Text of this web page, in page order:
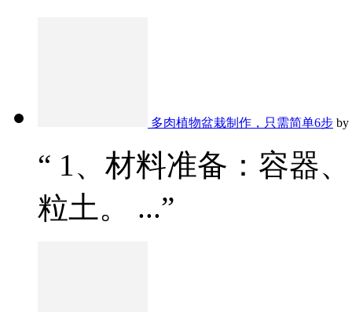
多肉植物盆栽制作，只需简单6步 by
“ 1、材料准备：容器
粒土。 ...”